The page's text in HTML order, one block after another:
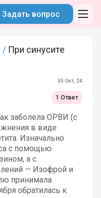
Задать вопрос
/ При синусите
05 Окт, 24
1 Ответ
заболела ОРВИ (с
в виде
Изначально
с помощью
а с
— Изофрой и
принимала
обратилась к